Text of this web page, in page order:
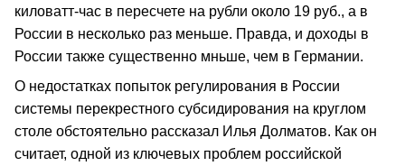
киловатт-час в пересчете на рубли около 19 руб., а в
России в несколько раз меньше. Правда, и доходы в
России также существенно мньше, чем в Германии.
О недостатках попыток регулирования в России
системы перекрестного субсидирования на круглом
столе обстоятельно рассказал Илья Долматов. Как он
считает, одной из ключевых проблем российской